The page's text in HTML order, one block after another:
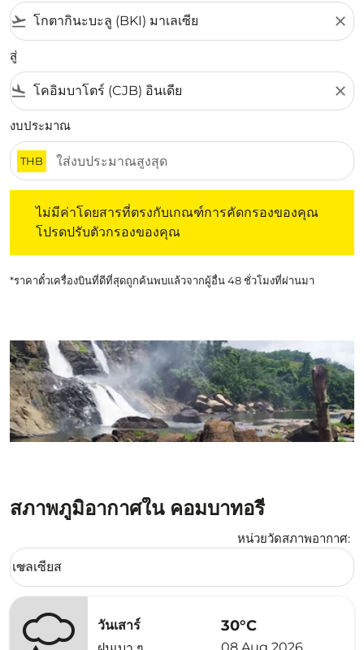
flight_takeoff close
สู่
flight_land close
งบประมาณ
THB
ไม่มีค่าโดยสารที่ตรงกับเกณฑ์การคัดกรองของคุณ
โปรดปรับตัวกรองของคุณ
*ราคาตั๋วเครื่องบินที่ดีที่สุดถูกค้นพบแล้วจากผู้อื่น 48 ชั่วโมงที่ผ่านมา
สภาพภูมิอากาศใน คอมบาทอรี่
หน่วยวัดสภาพอากาศ:
Weather unit option เซลเซียส Selected
เซลเซียส
keyboard_arrow_down
วันเสาร์
30°C
08 Aug 2026